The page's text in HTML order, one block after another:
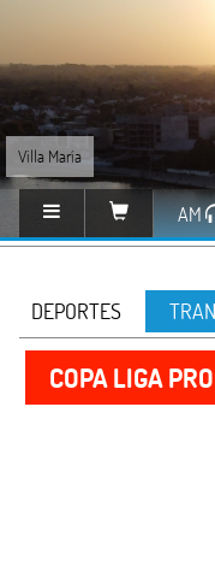
Villa María
AM
DEPORTES
COPA LIGA